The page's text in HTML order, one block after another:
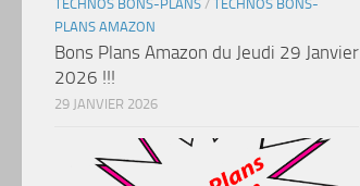
TECHNOS BONS-PLANS / TECHNOS BONS-
PLANS AMAZON
Bons Plans Amazon du Jeudi 29 Janvier
2026 !!!
29 JANVIER 2026